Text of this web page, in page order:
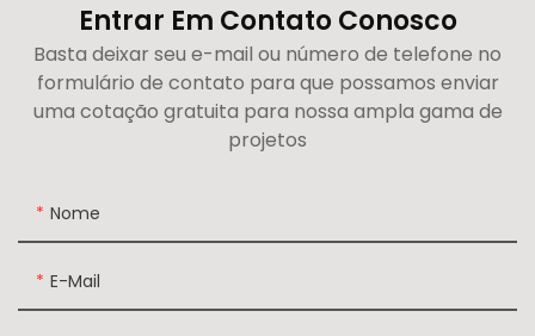
Entrar Em Contato Conosco
Basta deixar seu e-mail ou número de telefone no
formulário de contato para que possamos enviar
uma cotação gratuita para nossa ampla gama de
projetos
Nome
E-Mail